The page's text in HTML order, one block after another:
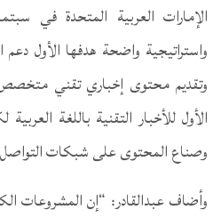
واستراتيجية واضحة هدفها الأول
وتقديم محتوى إخباري تقني
الأول للأخبار التقنية باللغة
وصناع المحتوى على شبكات التواصل
وأضاف عبدالقادر: “إن المشروعات